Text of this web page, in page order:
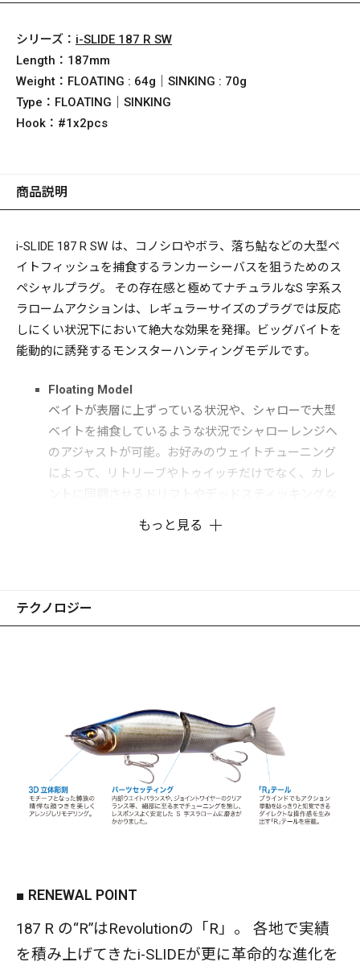
シリーズ： i-SLIDE 187 R SW
Length： 187mm
Weight： FLOATING : 64g｜SINKING : 70g
Type： FLOATING｜SINKING
Hook： #1x2pcs
商品説明
i-SLIDE 187 R SW は、コノシロやボラ、落ち鮎などの大型ベ
イトフィッシュを捕食するランカーシーバスを狙うためのス
ペシャルプラグ。 その存在感と極めてナチュラルなS 字系ス
ラロームアクションは、レギュラーサイズのプラグでは反応
しにくい状況下において絶大な効果を発揮。ビッグバイトを
能動的に誘発するモンスターハンティングモデルです。
Floating Model
ベイトが表層に上ずっている状況や、シャローで大型
ベイトを捕食しているような状況でシャローレンジへ
のアジャストが可能。お好みのウェイトチューニング
によって、リトリーブやトゥイッチだけでなく、カレ
を保ち、狙ったレンジにアジャスト出来るレギュラー
もっと見る
テクノロジー
■ RENEWAL POINT
187 R の“R”はRevolutionの「R」。 各地で実績
を積み上げてきたi-SLIDEが更に革命的な進化を